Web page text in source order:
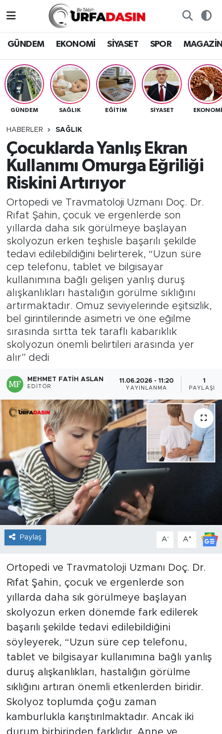
GÜNDEM EKONOMİ SİYASET SPOR
GÜNDEM SAĞLIK EĞITIM SİYASET EKONOMİ
HABERLER SAĞLIK
Çocuklarda Yanlış Ekran
Kullanımı Omurga Eğriliği
Riskini Artırıyor
Ortopedi ve Travmatoloji Uzmanı Doç. Dr.
Rıfat Şahin, çocuk ve ergenlerde son
yıllarda daha sık görülmeye başlayan
skolyozun erken teşhisle başarılı şekilde
tedavi edilebildiğini belirterek, “Uzun süre
cep telefonu, tablet ve bilgisayar
kullanımına bağlı gelişen yanlış duruş
alışkanlıkları hastalığın görülme sıklığını
artırmaktadır. Omuz seviyelerinde eşitsizlik,
bel girintilerinde asimetri ve öne eğilme
sırasında sırtta tek taraflı kabarıklık
skolyozun önemli belirtileri arasında yer
alır” dedi
MEHMET FATIH ASLAN
EDITÖR
11.06.2026 - 11:20
YAYINLANMA
1
PAYLAŞIM
Paylaş A- A+
Ortopedi ve Travmatoloji Uzmanı Doç. Dr.
Rıfat Şahin, çocuk ve ergenlerde son
yıllarda daha sık görülmeye başlayan
skolyozun erken dönemde fark edilerek
başarılı şekilde tedavi edilebildiğini
söyleyerek, “Uzun süre cep telefonu,
tablet ve bilgisayar kullanımına bağlı yanlış
duruş alışkanlıkları, hastalığın görülme
sıklığını artıran önemli etkenlerden biridir.
Skolyoz toplumda çoğu zaman
kamburlukla karıştırılmaktadır. Ancak iki
EKONOMİ
SİYASET
SPOR
SAĞLIK
TEKNOLOJİ
OTOMOBİL
Gizlilik ve Güvenlik Politikası
İletişim
Nöbetçi Eczaneler
Hava Durumu
Namaz Vakitleri
Trafik Durumu
Tüm Manşetler
Son Dakika Haberleri
Haber Arşivi